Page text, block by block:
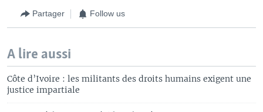
Partager Follow us
A lire aussi
Côte d’Ivoire : les militants des droits humains exigent une
justice impartiale